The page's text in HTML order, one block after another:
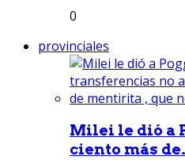
0
provinciales
Milei le dió a
ciento más